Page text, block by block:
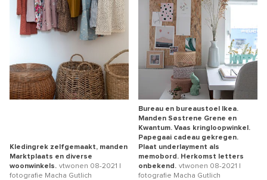
Kledingrek zelfgemaakt, manden
Marktplaats en diverse
woonwinkels. vtwonen 08-2021 |
fotografie Macha Gutlich
Bureau en bureaustoel Ikea.
Manden Søstrene Grene en
Kwantum. Vaas kringloopwinkel.
Papegaai cadeau gekregen.
Plaat underlayment als
memobord. Herkomst letters
onbekend. vtwonen 08-2021 |
fotografie Macha Gutlich